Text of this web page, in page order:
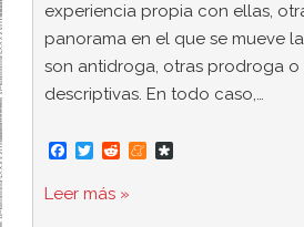
experiencia propia con ellas,
panorama en el que se mueve
son antidroga, otras prodroga o
descriptivas. En todo caso,…
F
c
e
T
i
t
R
d
M
Leer más »